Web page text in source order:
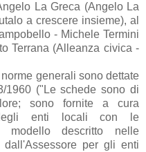
La Greca (Angelo La
a crescere insieme), al
- Michele Termini
Terrana (Alleanza civica -
generali sono dettate
1960 ("Le schede sono di
sono fornite a cura
degli enti locali con le
modello descritto nelle
per gli enti